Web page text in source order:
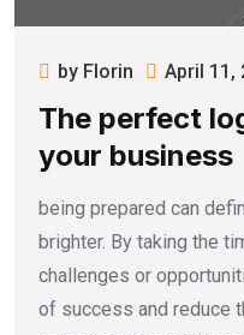
by Florin April 11,
The perfect
your business
being prepared can
brighter. By taking the
challenges or
of success and reduce